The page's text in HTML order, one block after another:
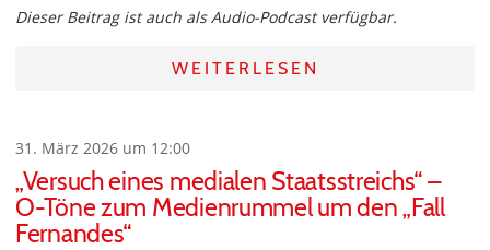
Dieser Beitrag ist auch als Audio-Podcast verfügbar.
WEITERLESEN
31. März 2026 um 12:00
„Versuch eines medialen Staatsstreichs“ –
O-Töne zum Medienrummel um den „Fall
Fernandes“